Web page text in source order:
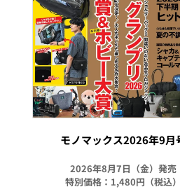
モノマックス2026年9月
2026年8月7日（金）発売
特別価格：1,480円（税込）